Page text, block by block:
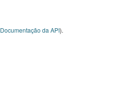
Documentação da API).